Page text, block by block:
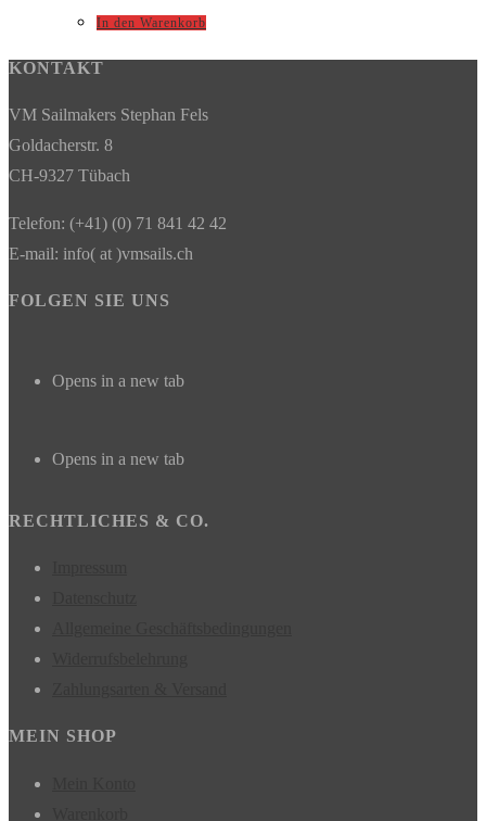
In den Warenkorb
KONTAKT
VM Sailmakers Stephan Fels
Goldacherstr. 8
CH-9327 Tübach
Telefon: (+41) (0) 71 841 42 42
E-mail: info( at )vmsails.ch
FOLGEN SIE UNS
Opens in a new tab
Opens in a new tab
RECHTLICHES & CO.
MEIN SHOP